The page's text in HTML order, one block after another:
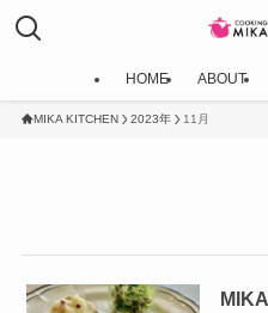
HOME ABOUT
MIKA KITCHEN 2023年 11月